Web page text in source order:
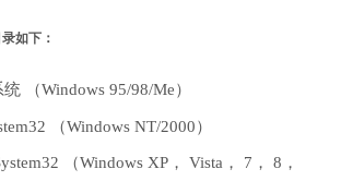
如下：
（Windows 95/98/Me）
（Windows NT/2000）
（Windows XP， Vista， 7， 8，